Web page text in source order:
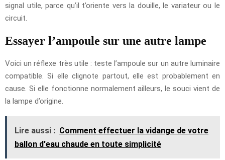
signal utile, parce qu’il t’oriente vers la douille, le variateur ou le
circuit.
Essayer l’ampoule sur une autre lampe
Voici un réflexe très utile : teste l’ampoule sur un autre luminaire
compatible. Si elle clignote partout, elle est probablement en
cause. Si elle fonctionne normalement ailleurs, le souci vient de
la lampe d’origine.
Lire aussi : Comment effectuer la vidange de votre
ballon d'eau chaude en toute simplicité